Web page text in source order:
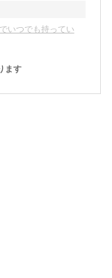
いつでも持ってい
ます